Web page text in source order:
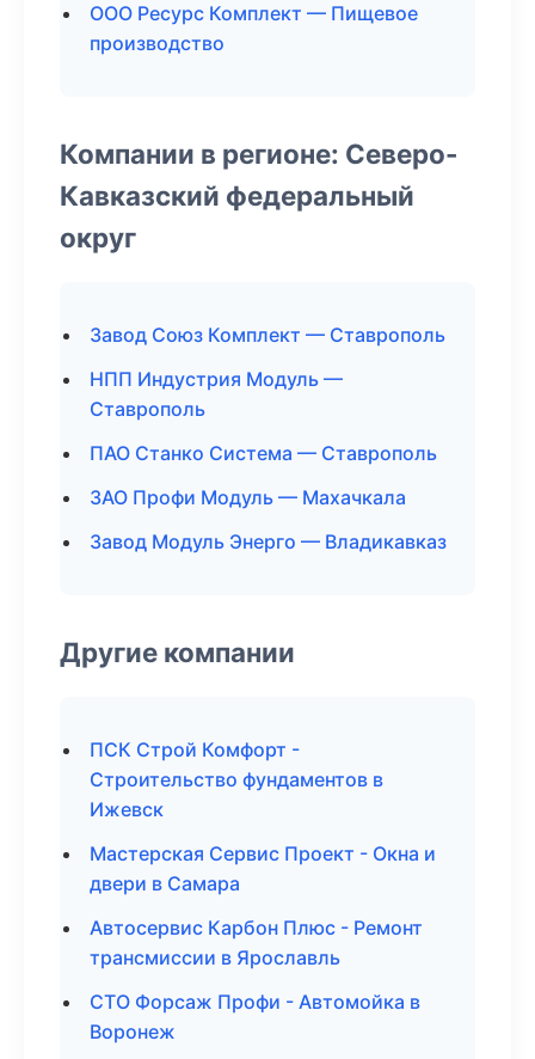
ООО Ресурс Комплект — Пищевое
производство
Компании в регионе: Северо-
Кавказский федеральный
округ
Завод Союз Комплект — Ставрополь
НПП Индустрия Модуль —
Ставрополь
ПАО Станко Система — Ставрополь
ЗАО Профи Модуль — Махачкала
Завод Модуль Энерго — Владикавказ
Другие компании
ПСК Строй Комфорт -
Строительство фундаментов в
Ижевск
Мастерская Сервис Проект - Окна и
двери в Самара
Автосервис Карбон Плюс - Ремонт
трансмиссии в Ярославль
СТО Форсаж Профи - Автомойка в
Воронеж